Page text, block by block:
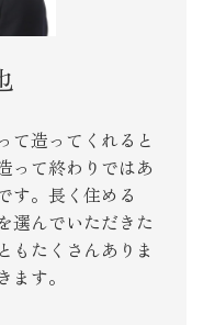
て造ってくれると
って終わりではあ
す。長く住める
選んでいただきた
もたくさんありま
す。